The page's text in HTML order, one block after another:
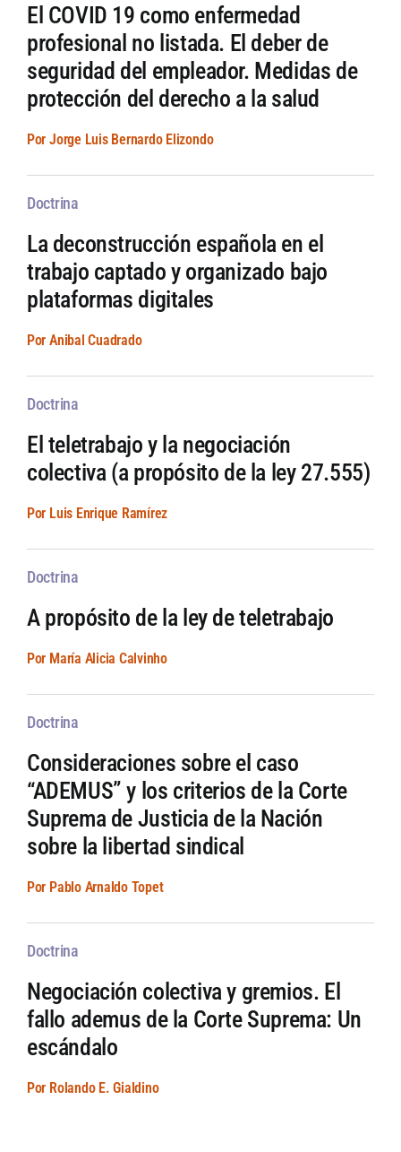
El COVID 19 como enfermedad
profesional no listada. El deber de
seguridad del empleador. Medidas de
protección del derecho a la salud
Por Jorge Luis Bernardo Elizondo
Doctrina
La deconstrucción española en el
trabajo captado y organizado bajo
plataformas digitales
Por Anibal Cuadrado
Doctrina
El teletrabajo y la negociación
colectiva (a propósito de la ley 27.555)
Por Luis Enrique Ramírez
Doctrina
A propósito de la ley de teletrabajo
Por María Alicia Calvinho
Doctrina
Consideraciones sobre el caso
“ADEMUS” y los criterios de la Corte
Suprema de Justicia de la Nación
sobre la libertad sindical
Por Pablo Arnaldo Topet
Doctrina
Negociación colectiva y gremios. El
fallo ademus de la Corte Suprema: Un
escándalo
Por Rolando E. Gialdino